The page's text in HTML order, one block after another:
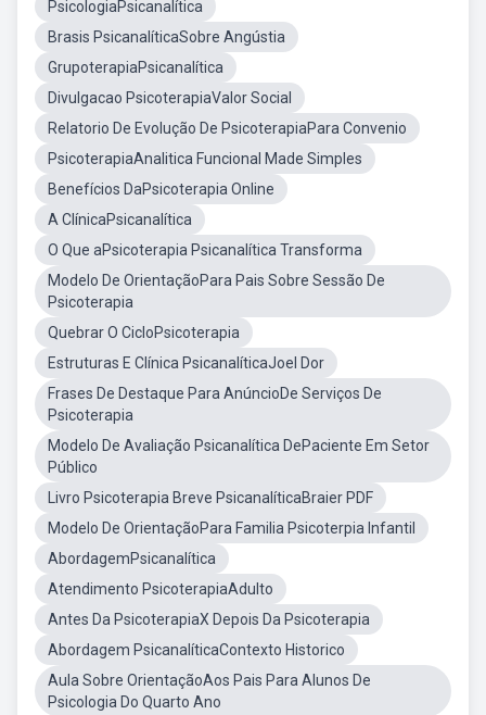
PsicologiaPsicanalítica
Brasis PsicanalíticaSobre Angústia
GrupoterapiaPsicanalítica
Divulgacao PsicoterapiaValor Social
Relatorio De Evolução De PsicoterapiaPara Convenio
PsicoterapiaAnalitica Funcional Made Simples
Benefícios DaPsicoterapia Online
A ClínicaPsicanalítica
O Que aPsicoterapia Psicanalítica Transforma
Modelo De OrientaçãoPara Pais Sobre Sessão De
Psicoterapia
Quebrar O CicloPsicoterapia
Estruturas E Clínica PsicanalíticaJoel Dor
Frases De Destaque Para AnúncioDe Serviços De
Psicoterapia
Modelo De Avaliação Psicanalítica DePaciente Em Setor
Público
Livro Psicoterapia Breve PsicanalíticaBraier PDF
Modelo De OrientaçãoPara Familia Psicoterpia Infantil
AbordagemPsicanalítica
Atendimento PsicoterapiaAdulto
Antes Da PsicoterapiaX Depois Da Psicoterapia
Abordagem PsicanalíticaContexto Historico
Aula Sobre OrientaçãoAos Pais Para Alunos De
Psicologia Do Quarto Ano